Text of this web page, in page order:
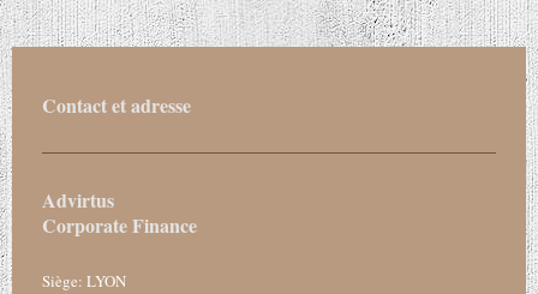
Contact et adresse
Advirtus
Corporate Finance
Siège: LYON